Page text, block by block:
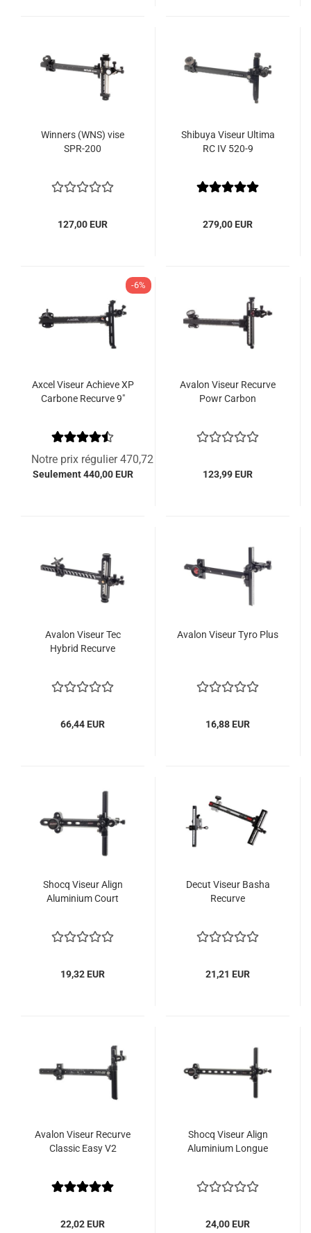
Winners (WNS) vise
SPR-200
127,00 EUR
Shibuya Viseur Ultima
RC IV 520-9
279,00 EUR
-6%
Axcel Viseur Achieve XP
Carbone Recurve 9"
Notre prix régulier 470,72 EUR
Seulement 440,00 EUR
Avalon Viseur Recurve
Powr Carbon
123,99 EUR
Avalon Viseur Tec
Hybrid Recurve
66,44 EUR
Avalon Viseur Tyro Plus
16,88 EUR
Shocq Viseur Align
Aluminium Court
19,32 EUR
Decut Viseur Basha
Recurve
21,21 EUR
Avalon Viseur Recurve
Classic Easy V2
22,02 EUR
Shocq Viseur Align
Aluminium Longue
24,00 EUR